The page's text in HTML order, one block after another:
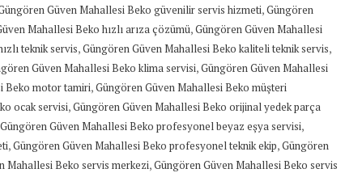
Güven Mahallesi Beko güvenilir servis hizmeti,Güngören
Mahallesi Beko hızlı arıza çözümü,Güngören Güven Mahallesi
teknik servis,Güngören Güven Mahallesi Beko kaliteli teknik servis,
Güven Mahallesi Beko klima servisi,Güngören Güven Mahallesi
Beko motor tamiri,Güngören Güven Mahallesi Beko müşteri
ocak servisi,Güngören Güven Mahallesi Beko orijinal yedek parça
Güngören Güven Mahallesi Beko profesyonel beyaz eşya servisi,
,Güngören Güven Mahallesi Beko profesyonel teknik ekip,Güngören
Mahallesi Beko servis merkezi,Güngören Güven Mahallesi Beko servis